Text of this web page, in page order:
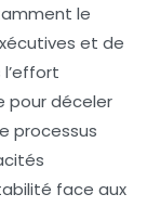
le
et de
pour déceler
processus
face aux